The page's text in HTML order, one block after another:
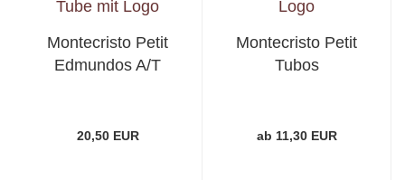
Montecristo Petit
Edmundos A/T
20,50 EUR
Montecristo Petit
Tubos
ab 11,30 EUR